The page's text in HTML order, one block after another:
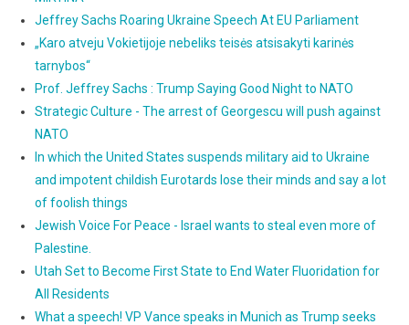
Jeffrey Sachs Roaring Ukraine Speech At EU Parliament
„Karo atveju Vokietijoje nebeliks teisės atsisakyti karinės
tarnybos“
Prof. Jeffrey Sachs : Trump Saying Good Night to NATO
Strategic Culture - The arrest of Georgescu will push against
NATO
In which the United States suspends military aid to Ukraine
and impotent childish Eurotards lose their minds and say a lot
of foolish things
Jewish Voice For Peace - Israel wants to steal even more of
Palestine.
Utah Set to Become First State to End Water Fluoridation for
All Residents
What a speech! VP Vance speaks in Munich as Trump seeks